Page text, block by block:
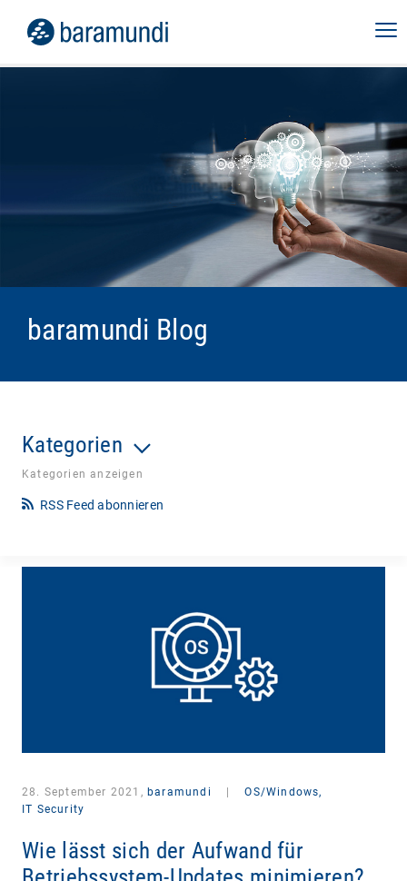
baramundi Blog
Kategorien
Kategorien anzeigen
RSS Feed abonnieren
28. September 2021, baramundi
OS/Windows,
IT Security
Wie lässt sich der Aufwand für